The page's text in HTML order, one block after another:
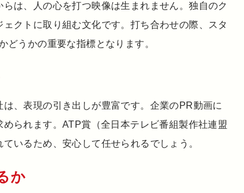
は、人の心を打つ映像は生まれません。独自のク
クトに取り組む文化です。打ち合わせの際、スタ
うかの重要な指標となります。
、表現の引き出しが豊富です。企業のPR動画に
られます。ATP賞（全日本テレビ番組製作社連盟
いるため、安心して任せられるでしょう。
か